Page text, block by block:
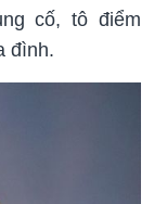
cố, tô điểm
đình.